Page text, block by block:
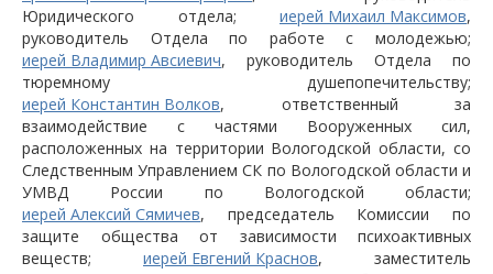
Юридического отдела; иерей Михаил Максимов,
руководитель Отдела по работе с молодежью;
иерей Владимир Авсиевич, руководитель Отдела по
тюремному душепопечительству;
иерей Константин Волков, ответственный за
взаимодействие с частями Вооруженных сил,
расположенных на территории Вологодской области, со
Следственным Управлением СК по Вологодской области и
УМВД России по Вологодской области;
иерей Алексий Сямичев, председатель Комиссии по
защите общества от зависимости психоактивных
веществ; иерей Евгений Краснов, заместитель